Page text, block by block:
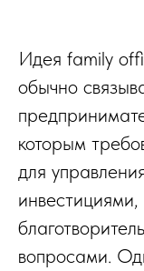
Идея family
обычно
которым
для
вопросами.